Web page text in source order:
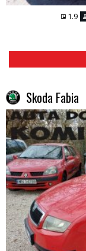
1.9
Skoda Fabia